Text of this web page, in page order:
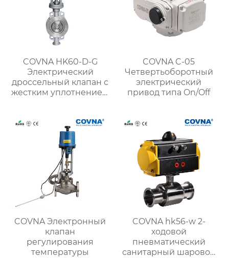
COVNA HK60-D-G
Электрический
дроссельный клапан с
жестким уплотнением
COVNA C-05
Четвертьоборотный
электрический
привод типа On/Off
COVNA Электронный
клапан
регулирования
температуры
COVNA hk56-w 2-
ходовой
пневматический
санитарный шаровой